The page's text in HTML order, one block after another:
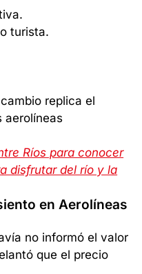
turista.
replica el
aerolíneas
Ríos para conocer
disfrutar del río y la
en Aerolíneas
no informó el valor
que el precio